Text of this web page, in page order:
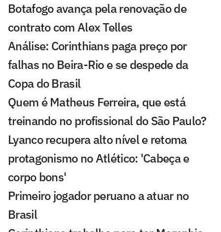
Botafogo avança pela renovação de
contrato com Alex Telles
Análise: Corinthians paga preço por
falhas no Beira-Rio e se despede da
Copa do Brasil
Quem é Matheus Ferreira, que está
treinando no profissional do São Paulo?
Lyanco recupera alto nível e retoma
protagonismo no Atlético: 'Cabeça e
corpo bons'
Primeiro jogador peruano a atuar no
Brasil